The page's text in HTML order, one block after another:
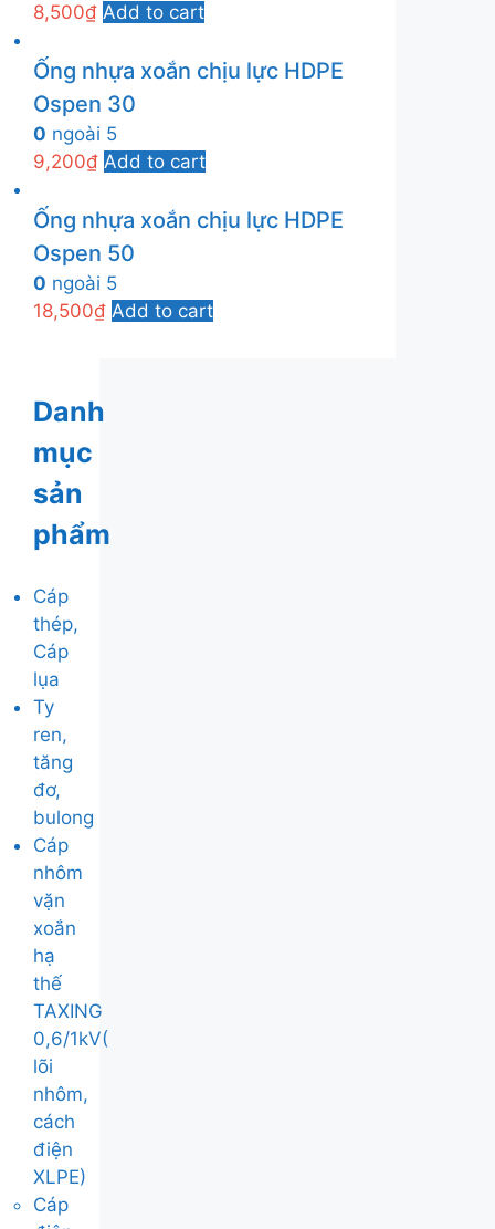
8,500₫ Add to cart
Ống nhựa xoắn chịu lực HDPE
Ospen 30
0 ngoài 5
9,200₫ Add to cart
Ống nhựa xoắn chịu lực HDPE
Ospen 50
0 ngoài 5
18,500₫ Add to cart
Danh
mục
sản
phẩm
Cáp
thép,
Cáp
lụa
Ty
ren,
tăng
đơ,
bulong
Cáp
nhôm
vặn
xoắn
hạ
thế
TAXING
0,6/1kV(
lõi
nhôm,
cách
điện
XLPE)
Cáp